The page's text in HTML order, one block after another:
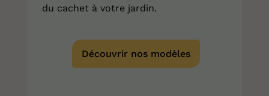
du cachet à votre jardin.
Découvrir nos modèles